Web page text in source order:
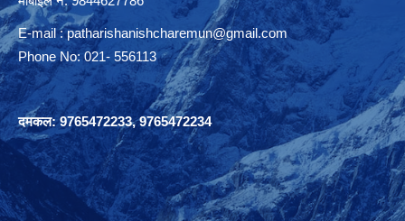
E-mail :patharishanishcharemun@gmail.com
Phone No: 021- 556113
दमकल: 9765472233, 9765472234